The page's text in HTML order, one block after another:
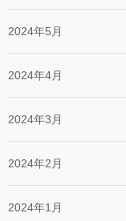
2024年5月
2024年4月
2024年3月
2024年2月
2024年1月